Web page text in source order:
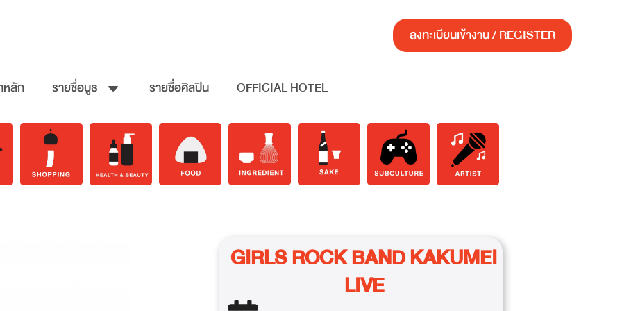
ลงทะเบียนเข้างาน / REGISTER
ลัก รายชื่อบูธ รายชื่อศิลปิน OFFICIAL HOTEL
GIRLS ROCK BAND KAKUMEI
LIVE